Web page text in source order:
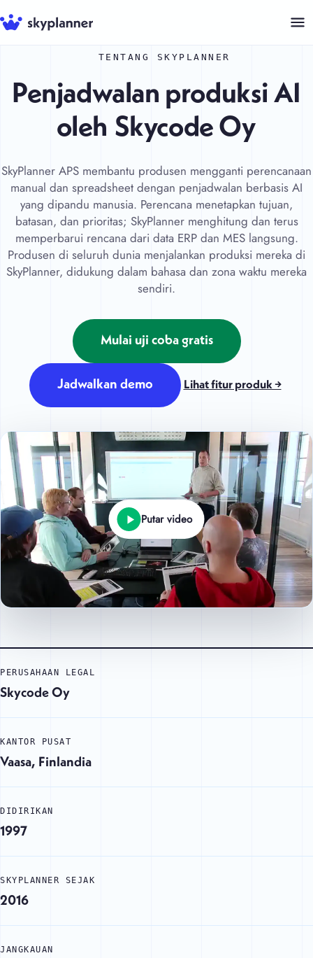
Langsung
ke
TENTANG SKYPLANNER
Penjadwalan produksi AI
oleh Skycode Oy
SkyPlanner APS membantu produsen mengganti perencanaan
manual dan spreadsheet dengan penjadwalan berbasis AI
yang dipandu manusia. Perencana menetapkan tujuan,
batasan, dan prioritas; SkyPlanner menghitung dan terus
memperbarui rencana dari data ERP dan MES langsung.
Produsen di seluruh dunia menjalankan produksi mereka di
SkyPlanner, didukung dalam bahasa dan zona waktu mereka
sendiri.
Mulai uji coba gratis
Jadwalkan demo Lihat fitur produk →
Putar video
PERUSAHAAN LEGAL
Skycode Oy
KANTOR PUSAT
Vaasa, Finlandia
DIDIRIKAN
Didirikan: 1997
1997
SKYPLANNER SEJAK
SkyPlanner sejak: 2016
2016
JANGKAUAN